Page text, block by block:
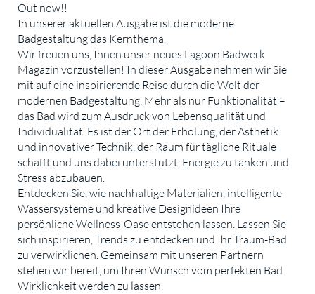
Out now!!
In unserer aktuellen Ausgabe ist die moderne
Badgestaltung das Kernthema.
Wir freuen uns, Ihnen unser neues Lagoon Badwerk
Magazin vorzustellen! In dieser Ausgabe nehmen wir Sie
mit auf eine inspirierende Reise durch die Welt der
modernen Badgestaltung. Mehr als nur Funktionalität –
das Bad wird zum Ausdruck von Lebensqualität und
Individualität. Es ist der Ort der Erholung, der Ästhetik
und innovativer Technik, der Raum für tägliche Rituale
schafft und uns dabei unterstützt, Energie zu tanken und
Stress abzubauen.
Entdecken Sie, wie nachhaltige Materialien, intelligente
Wassersysteme und kreative Designideen Ihre
persönliche Wellness-Oase entstehen lassen. Lassen Sie
sich inspirieren, Trends zu entdecken und Ihr Traum-Bad
zu verwirklichen. Gemeinsam mit unseren Partnern
stehen wir bereit, um Ihren Wunsch vom perfekten Bad
Wirklichkeit werden zu lassen.